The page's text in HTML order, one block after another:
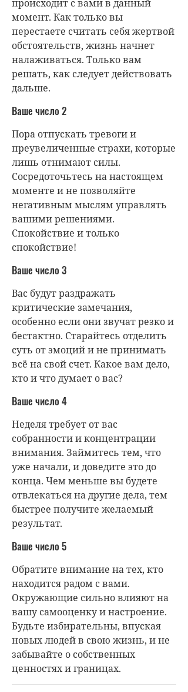
происходит с вами в данный
момент. Как только вы
перестаете считать себя жертвой
обстоятельств, жизнь начнет
налаживаться. Только вам
решать, как следует действовать
дальше.
Ваше число 2
Пора отпускать тревоги и
преувеличенные страхи, которые
лишь отнимают силы.
Сосредоточьтесь на настоящем
моменте и не позволяйте
негативным мыслям управлять
вашими решениями.
Спокойствие и только
спокойствие!
Ваше число 3
Вас будут раздражать
критические замечания,
особенно если они звучат резко и
бестактно. Старайтесь отделить
суть от эмоций и не принимать
всё на свой счет. Какое вам дело,
кто и что думает о вас?
Ваше число 4
Неделя требует от вас
собранности и концентрации
внимания. Займитесь тем, что
уже начали, и доведите это до
конца. Чем меньше вы будете
отвлекаться на другие дела, тем
быстрее получите желаемый
результат.
Ваше число 5
Обратите внимание на тех, кто
находится радом с вами.
Окружающие сильно влияют на
вашу самооценку и настроение.
Будьте избирательны, впуская
новых людей в свою жизнь, и не
забывайте о собственных
ценностях и границах.